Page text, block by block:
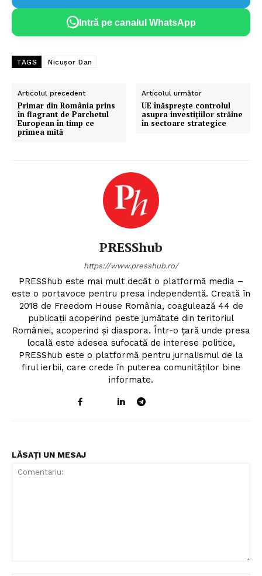
Intră pe canalul WhatsApp
TAGS Nicușor Dan
Articolul precedent
Primar din România prins
în flagrant de Parchetul
European în timp ce
primea mită
Articolul următor
UE înăsprește controlul
asupra investițiilor străine
în sectoare strategice
PRESShub
https://www.presshub.ro/
PRESShub este mai mult decât o platformă media –
este o portavoce pentru presa independentă. Creată în
2018 de Freedom House România, coagulează 44 de
publicații acoperind peste jumătate din teritoriul
României, acoperind și diaspora. Într-o țară unde presa
locală este adesea sufocată de interese politice,
PRESShub este o platformă pentru jurnalismul de la
firul ierbii, care crede în puterea comunităților bine
informate.
LĂSAȚI UN MESAJ